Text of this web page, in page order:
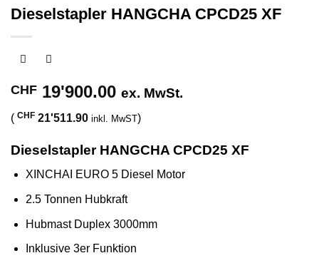
Dieselstapler HANGCHA CPCD25 XF
CHF 19'900.00 ex. MwSt.
( CHF 21'511.90 inkl. MwST)
Dieselstapler HANGCHA CPCD25 XF
XINCHAI EURO 5 Diesel Motor
2.5 Tonnen Hubkraft
Hubmast Duplex 3000mm
Inklusive 3er Funktion